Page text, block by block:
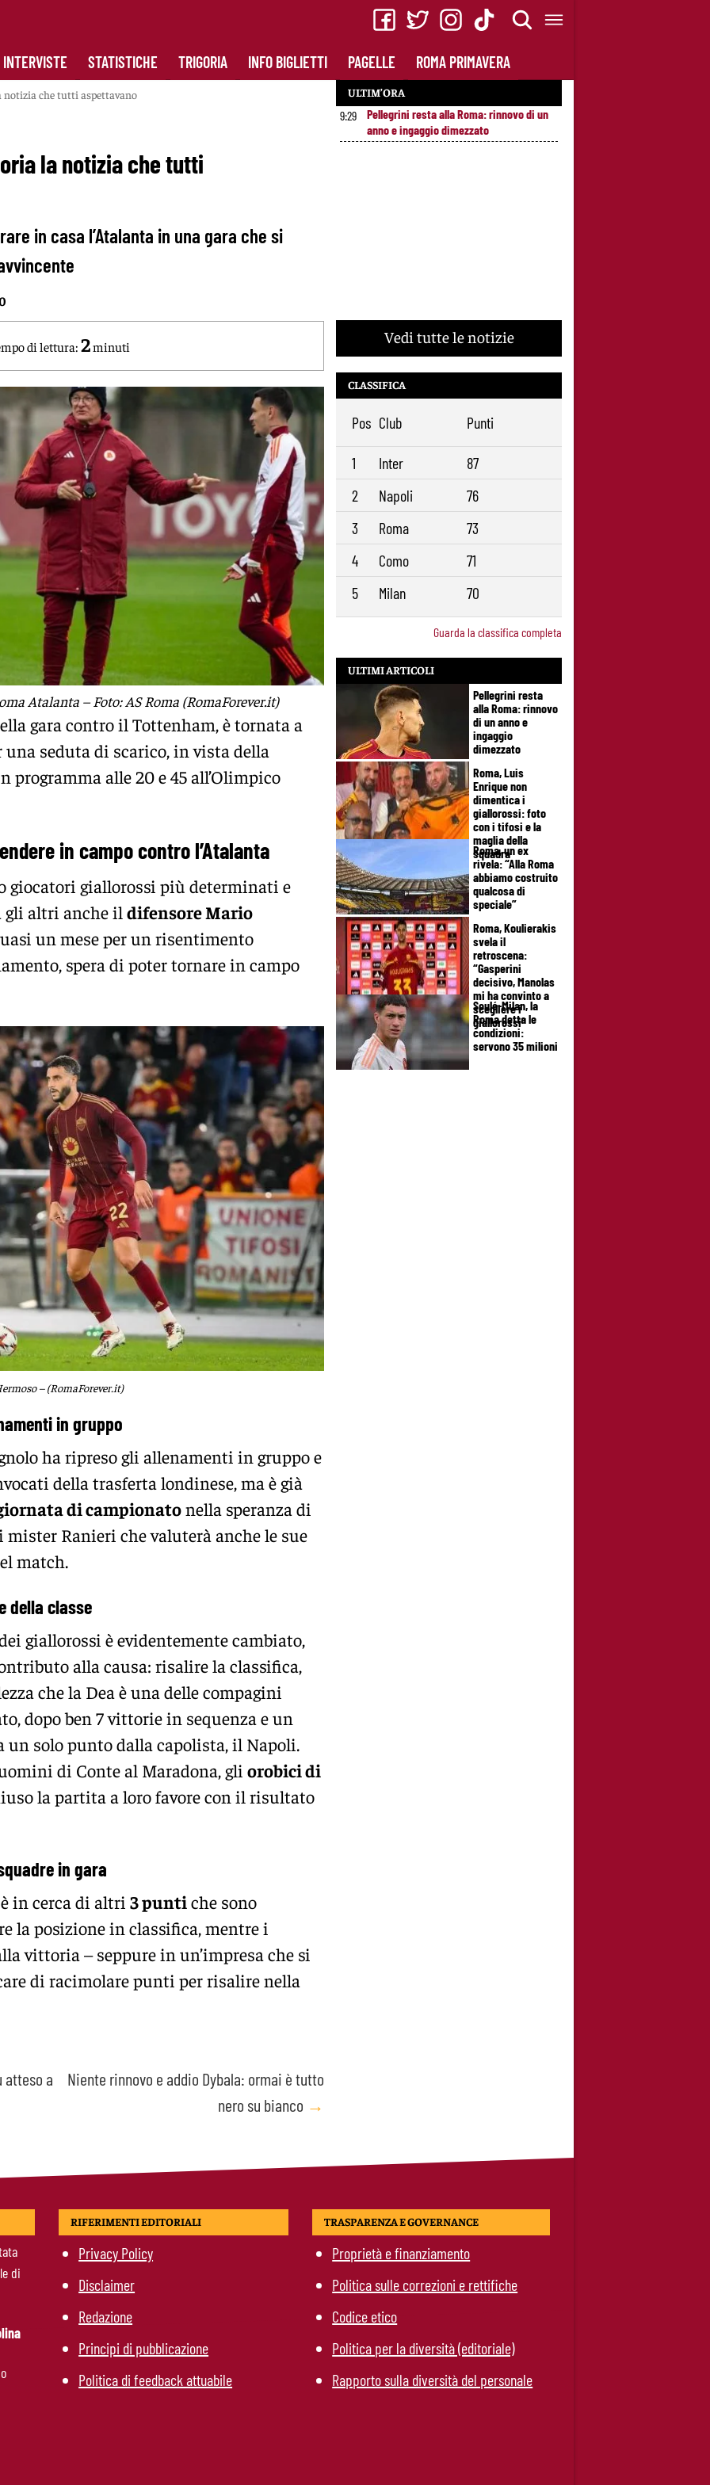
INTERVISTE STATISTICHE TRIGORIA INFO BIGLIETTI PAGELLE ROMA PRIMAVERA
notizia che tutti aspettavano
la notizia che tutti
in casa l’Atalanta in una gara che si
di lettura: 2minuti
Atalanta – Foto: AS Roma (RomaForever.it)
gara contro il Tottenham, è tornata a
seduta di scarico, in vista della
programma alle 20 e 45 all’Olimpico
in campo contro l’Atalanta
giocatori giallorossi più determinati e
gli altri anche il difensore Mario
un mese per un risentimento
spera di poter tornare in campo
– (RomaForever.it)
in gruppo
ha ripreso gli allenamenti in gruppo e
della trasferta londinese, ma è già
di campionatonella speranza di
Ranieri che valuterà anche le sue
match.
della classe
giallorossi è evidentemente cambiato,
alla causa: risalire la classifica,
che la Dea è una delle compagini
dopo ben 7 vittorie in sequenza e un
un solo punto dalla capolista, il Napoli.
di Conte al Maradona, gli orobici di
la partita a loro favore con il risultato
in gara
in cerca di altri 3 punti che sono
la posizione in classifica, mentre i
vittoria – seppure in un’impresa che si
di racimolare punti per risalire nella
atteso a
Niente rinnovo e addio Dybala: ormai è tutto
nero su bianco →
ULTIM’ORA
9:29
Pellegrini resta alla Roma: rinnovo di un
anno e ingaggio dimezzato
Vedi tutte le notizie
CLASSIFICA
Pos Club Punti
1 Inter
87
2
Napoli
76
3
Roma
73
4
Como
71
5
Milan 70
Guarda la classifica completa
ULTIMI ARTICOLI
Pellegrini resta
alla Roma: rinnovo
di un anno e
ingaggio
dimezzato
Roma, Luis
Enrique non
dimentica i
giallorossi: foto
con i tifosi e la
maglia della
squadra
Roma, un ex
rivela: “Alla Roma
abbiamo costruito
qualcosa di
speciale”
Roma, Koulierakis
svela il
retroscena:
“Gasperini
decisivo, Manolas
mi ha convinto a
scegliere i
giallorossi”
Soulé-Milan, la
Roma detta le
condizioni:
servono 35 milioni
di
RIFERIMENTI EDITORIALI
Privacy Policy
Disclaimer
Redazione
Principi di pubblicazione
Politica di feedback attuabile
TRASPARENZA E GOVERNANCE
Proprietà e finanziamento
Politica sulle correzioni e rettifiche
Codice etico
Politica per la diversità (editoriale)
Rapporto sulla diversità del personale